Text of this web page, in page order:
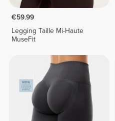
€59.99
Legging Taille Mi-Haute
MuseFit